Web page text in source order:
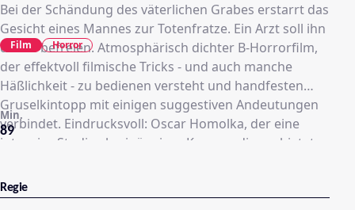
Bei der Schändung des väterlichen Grabes erstarrt das
Gesicht eines Mannes zur Totenfratze. Ein Arzt soll ihn
davon befreien. Atmosphärisch dichter B-Horrorfilm,
der effektvoll filmische Tricks - und auch manche
Häßlichkeit - zu bedienen versteht und handfesten
Gruselkintopp mit einigen suggestiven Andeutungen
verbindet. Eindrucksvoll: Oscar Homolka, der eine
intensive Studie als einäugiger Kammerdiener bietet...
89
Min.
Film Horror
Regie